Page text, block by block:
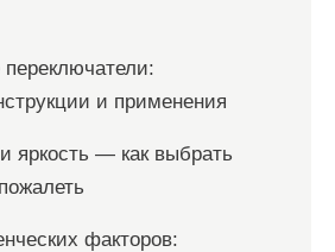
и применения
яркость — как выбрать
факторов: